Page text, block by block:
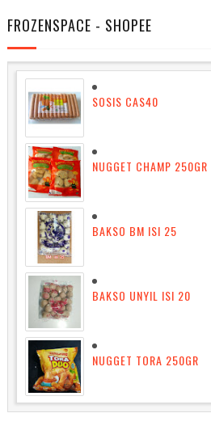
FROZENSPACE - SHOPEE
SOSIS CAS40
NUGGET CHAMP 250GR
BAKSO BM ISI 25
BAKSO UNYIL ISI 20
NUGGET TORA 250GR